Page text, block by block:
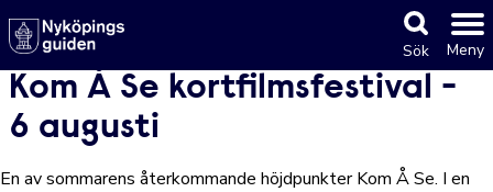
Sök Meny
Kom Å Se kortfilmsfestival -
6 augusti
En av sommarens återkommande höjdpunkter Kom Å Se. I en